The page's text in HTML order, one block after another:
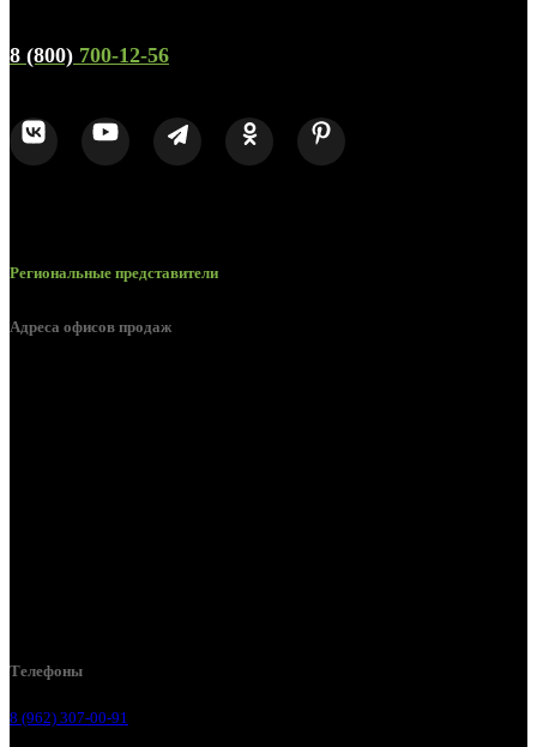
8 (800) 700-12-56
Региональные представители
Адреса офисов продаж
Телефоны
8 (962) 307-00-91